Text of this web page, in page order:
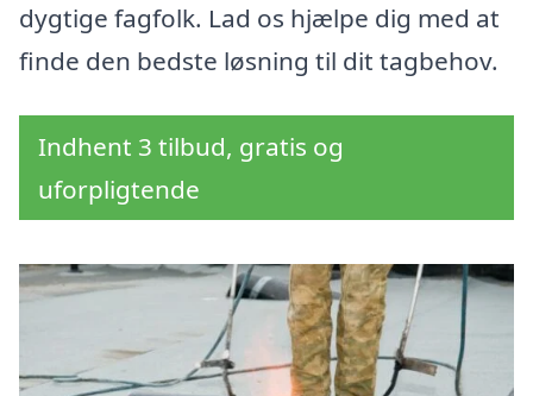
dygtige fagfolk. Lad os hjælpe dig med at
finde den bedste løsning til dit tagbehov.
Indhent 3 tilbud, gratis og
uforpligtende